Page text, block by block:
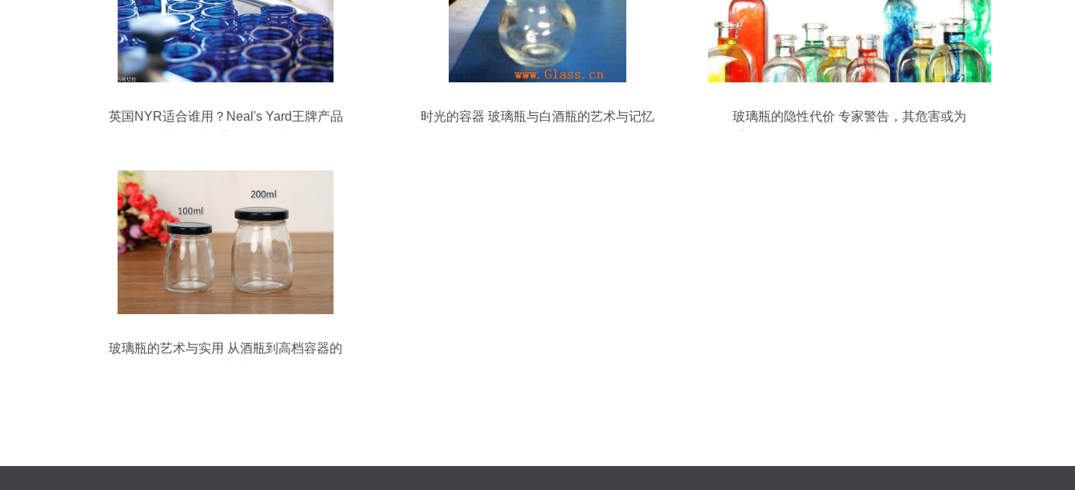
英国NYR适合谁用？Neal's Yard王牌产品
时光的容器 玻璃瓶与白酒瓶的艺术与记忆
玻璃瓶的隐性代价 专家警告，其危害或为
玻璃瓶的艺术与实用 从酒瓶到高档容器的